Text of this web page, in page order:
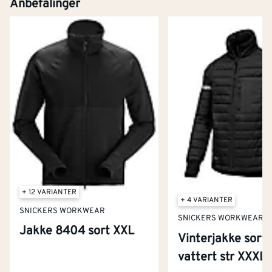
Anbefalinger
+ 12 VARIANTER
SNICKERS WORKWEAR
Jakke 8404 sort XXL
+ 4 VARIANTER
SNICKERS WORKWEAR
Vinterjakke sort
vattert str XXXL